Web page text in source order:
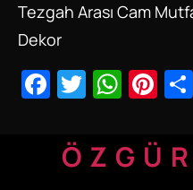
Tezgah Arası Cam
Dekor
Facebook
Twitter